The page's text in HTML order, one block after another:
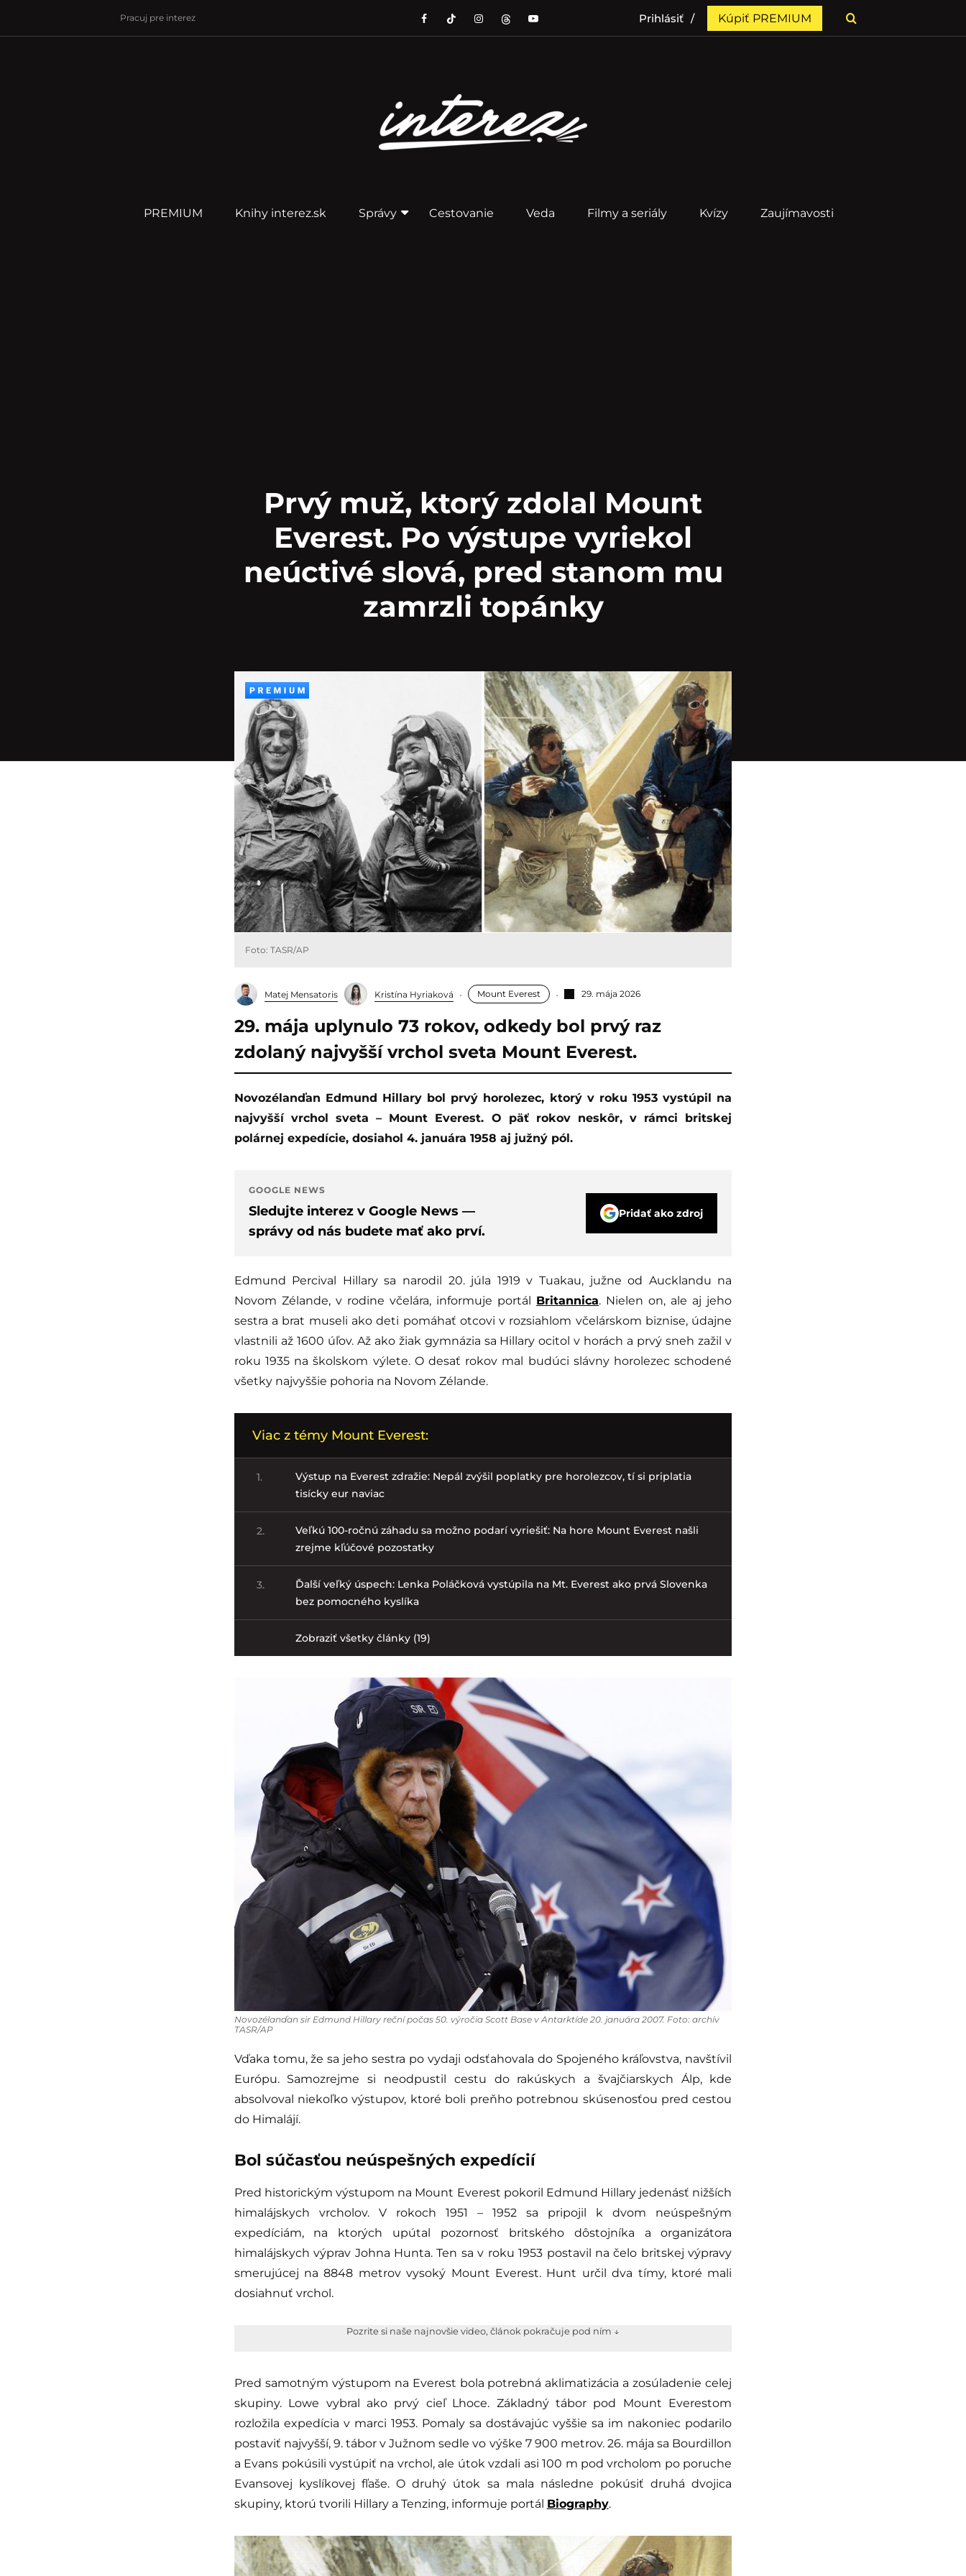
Pracuj pre interez Prihlásiť Kúpiť PREMIUM
PREMIUM Knihy interez.sk Správy Cestovanie Veda Filmy a seriály Kvízy Zaujímavosti
Prvý muž, ktorý zdolal Mount
Everest. Po výstupe vyriekol
neúctivé slová, pred stanom mu
zamrzli topánky
Foto: TASR/AP
Matej Mensatoris Kristína Hyriaková Mount Everest 29. mája 2026
29. mája uplynulo 73 rokov, odkedy bol prvý raz
zdolaný najvyšší vrchol sveta Mount Everest.
Novozélanďan Edmund Hillary bol prvý horolezec, ktorý v roku 1953 vystúpil na
najvyšší vrchol sveta – Mount Everest. O päť rokov neskôr, v rámci britskej
polárnej expedície, dosiahol 4. januára 1958 aj južný pól.
GOOGLE NEWS
Sledujte interez v Google News —
správy od nás budete mať ako prví.
Pridať ako zdroj
Edmund Percival Hillary sa narodil 20. júla 1919 v Tuakau, južne od Aucklandu na
Novom Zélande, v rodine včelára, informuje portál Britannica. Nielen on, ale aj jeho
sestra a brat museli ako deti pomáhať otcovi v rozsiahlom včelárskom biznise, údajne
vlastnili až 1600 úľov. Až ako žiak gymnázia sa Hillary ocitol v horách a prvý sneh zažil v
roku 1935 na školskom výlete. O desať rokov mal budúci slávny horolezec schodené
všetky najvyššie pohoria na Novom Zélande.
Viac z témy Mount Everest:
1.
Výstup na Everest zdražie: Nepál zvýšil poplatky pre horolezcov, tí si priplatia
tisícky eur naviac
2.
Veľkú 100-ročnú záhadu sa možno podarí vyriešiť: Na hore Mount Everest našli
zrejme kľúčové pozostatky
3.
Ďalší veľký úspech: Lenka Poláčková vystúpila na Mt. Everest ako prvá Slovenka
bez pomocného kyslíka
Zobraziť všetky články (19)
Novozélanďan sir Edmund Hillary reční počas 50. výročia Scott Base v Antarktíde 20. januára 2007. Foto: archív
TASR/AP
Vďaka tomu, že sa jeho sestra po vydaji odsťahovala do Spojeného kráľovstva, navštívil
Európu. Samozrejme si neodpustil cestu do rakúskych a švajčiarskych Álp, kde
absolvoval niekoľko výstupov, ktoré boli preňho potrebnou skúsenosťou pred cestou
do Himalájí.
Bol súčasťou neúspešných expedícií
Pred historickým výstupom na Mount Everest pokoril Edmund Hillary jedenásť nižších
himalájskych vrcholov. V rokoch 1951 – 1952 sa pripojil k dvom neúspešným
expedíciám, na ktorých upútal pozornosť britského dôstojníka a organizátora
himalájskych výprav Johna Hunta. Ten sa v roku 1953 postavil na čelo britskej výpravy
smerujúcej na 8848 metrov vysoký Mount Everest. Hunt určil dva tímy, ktoré mali
dosiahnuť vrchol.
Pozrite si naše najnovšie video, článok pokračuje pod ním ↓
Pred samotným výstupom na Everest bola potrebná aklimatizácia a zosúladenie celej
skupiny. Lowe vybral ako prvý cieľ Lhoce. Základný tábor pod Mount Everestom
rozložila expedícia v marci 1953. Pomaly sa dostávajúc vyššie sa im nakoniec podarilo
postaviť najvyšší, 9. tábor v Južnom sedle vo výške 7 900 metrov. 26. mája sa Bourdillon
a Evans pokúsili vystúpiť na vrchol, ale útok vzdali asi 100 m pod vrcholom po poruche
Evansovej kyslíkovej fľaše. O druhý útok sa mala následne pokúsiť druhá dvojica
skupiny, ktorú tvorili Hillary a Tenzing, informuje portál Biography.